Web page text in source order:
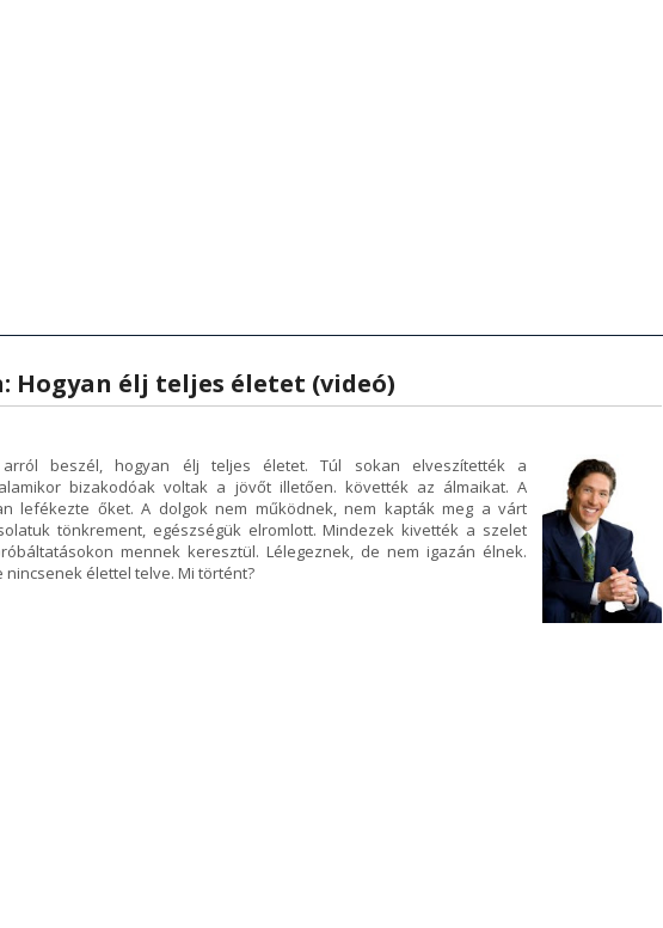
Hogyan élj teljes életet (videó)
beszél, hogyan élj teljes életet. Túl sokan elveszítették a
bizakodóak voltak a jövőt illetően. követték az álmaikat. A
lefékezte őket. A dolgok nem működnek, nem kapták meg a várt
tönkrement, egészségük elromlott. Mindezek kivették a szelet
mennek keresztül. Lélegeznek, de nem igazán élnek.
nincsenek élettel telve. Mi történt?